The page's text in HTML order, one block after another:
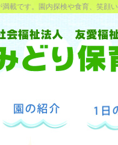
載です。園内探検や食育、笑顔